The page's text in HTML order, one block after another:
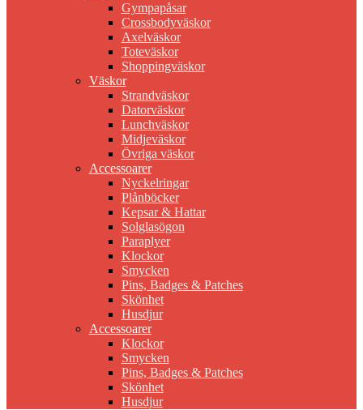
Gympapåsar
Crossbodyväskor
Axelväskor
Toteväskor
Shoppingväskor
Väskor
Strandväskor
Datorväskor
Lunchväskor
Midjeväskor
Övriga väskor
Accessoarer
Nyckelringar
Plånböcker
Kepsar & Hattar
Solglasögon
Paraplyer
Klockor
Smycken
Pins, Badges & Patches
Skönhet
Husdjur
Accessoarer
Klockor
Smycken
Pins, Badges & Patches
Skönhet
Husdjur